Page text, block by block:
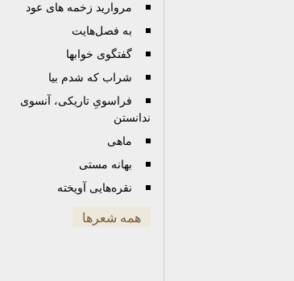
مروارید زخمه های عود
به فصل‌هایت
گفتگوی خوابها
شراب که شدم بیا
فراسویِ تاریکی، آنسوی
ندانستن
ماهی
بهانه مستی
نقره‌هایی آویخته
همه شعرها